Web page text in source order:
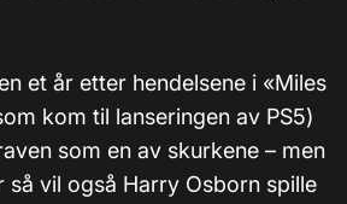
et år etter hendelsene i «Miles
kom til lanseringen av PS5)
som en av skurkene – men
så vil også Harry Osborn spille